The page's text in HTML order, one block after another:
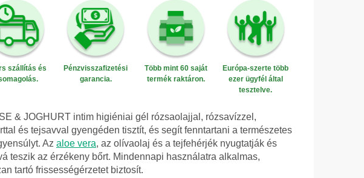
szállítás és
Pénzvisszafizetési
garancia.
Több mint 60 saját
termék raktáron.
Európa-szerte több
ezer ügyfél által
tesztelve.
& JOGHURT intim higiéniai gél rózsaolajjal, rózsavízzel,
és tejsavval gyengéden tisztít, és segít fenntartani a természetes
Az aloe vera, az olívaolaj és a tejfehérjék nyugtatják és
teszik az érzékeny bőrt. Mindennapi használatra alkalmas,
tartó frissességérzetet biztosít.